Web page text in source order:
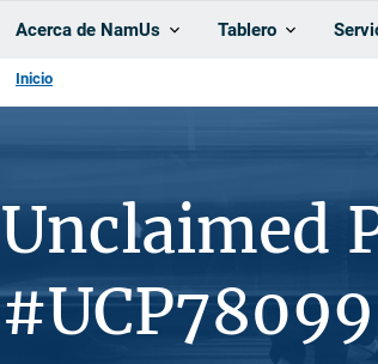
Acerca de NamUs Tablero
Inicio
Unclaimed
#UCP78099